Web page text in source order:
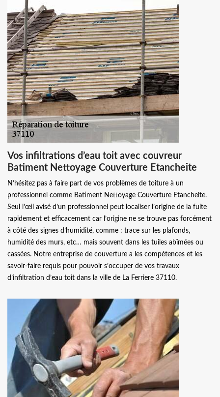
Vos infiltrations d’eau toit avec couvreur
Batiment Nettoyage Couverture Etancheite
N’hésitez pas à faire part de vos problèmes de toiture à un
professionnel comme Batiment Nettoyage Couverture Etancheite.
Seul l’œil avisé d’un professionnel peut localiser l’origine de la fuite
rapidement et efficacement car l’origine ne se trouve pas forcément
à côté des signes d’humidité, comme : trace sur les plafonds,
humidité des murs, etc… mais souvent dans les tuiles abîmées ou
cassées. Notre entreprise de couverture a les compétences et les
savoir-faire requis pour pouvoir s’occuper de vos travaux
d’infiltration d’eau toit dans la ville de La Ferriere 37110.